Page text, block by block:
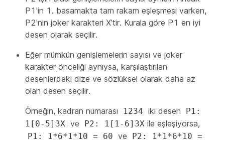
P1'in 1. basamakta tam rakam eşleşmesi varken,
P2'nin joker karakteri X'tir. Kurala göre P1 en iyi
desen olarak seçilir.
Eğer mümkün genişlemelerin sayısı ve joker
karakter önceliği aynıysa, karşılaştırılan
desenlerdeki dize ve sözlüksel olarak daha az
olan desen seçilir.
Örneğin, kadran numarası
1234 iki desen
P1:
1[0-5]3X ve P2: 1[1-6]3X ile eşleşiyorsa,
P1: 1*6*1*10 = 60 ve
P2: 1*1*6*10 =